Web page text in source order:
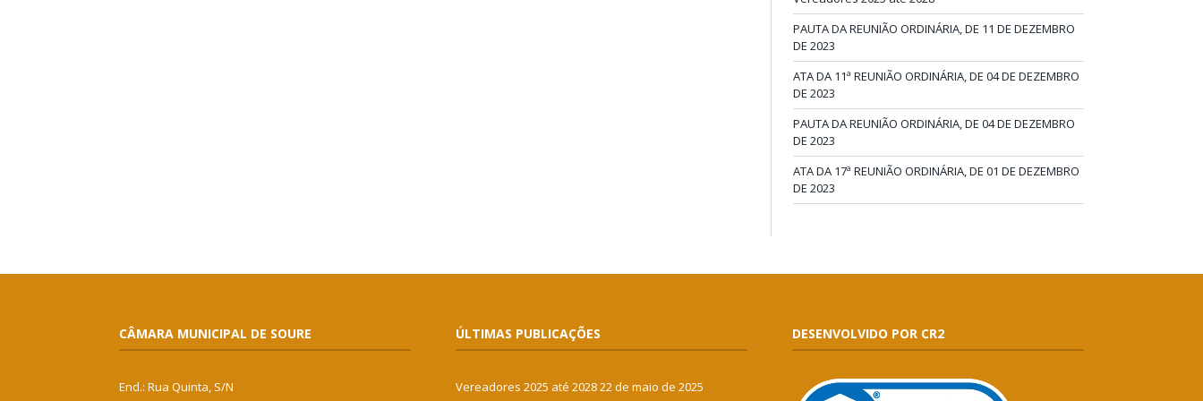
PAUTA DA REUNIÃO ORDINÁRIA, DE 11 DE DEZEMBRO
DE 2023
ATA DA 11ª REUNIÃO ORDINÁRIA, DE 04 DE DEZEMBRO
DE 2023
PAUTA DA REUNIÃO ORDINÁRIA, DE 04 DE DEZEMBRO
DE 2023
ATA DA 17ª REUNIÃO ORDINÁRIA, DE 01 DE DEZEMBRO
DE 2023
CÂMARA MUNICIPAL DE SOURE
End.: Rua Quinta, S/N
ÚLTIMAS PUBLICAÇÕES
Vereadores 2025 até 202822 de maio de 2025
DESENVOLVIDO POR CR2